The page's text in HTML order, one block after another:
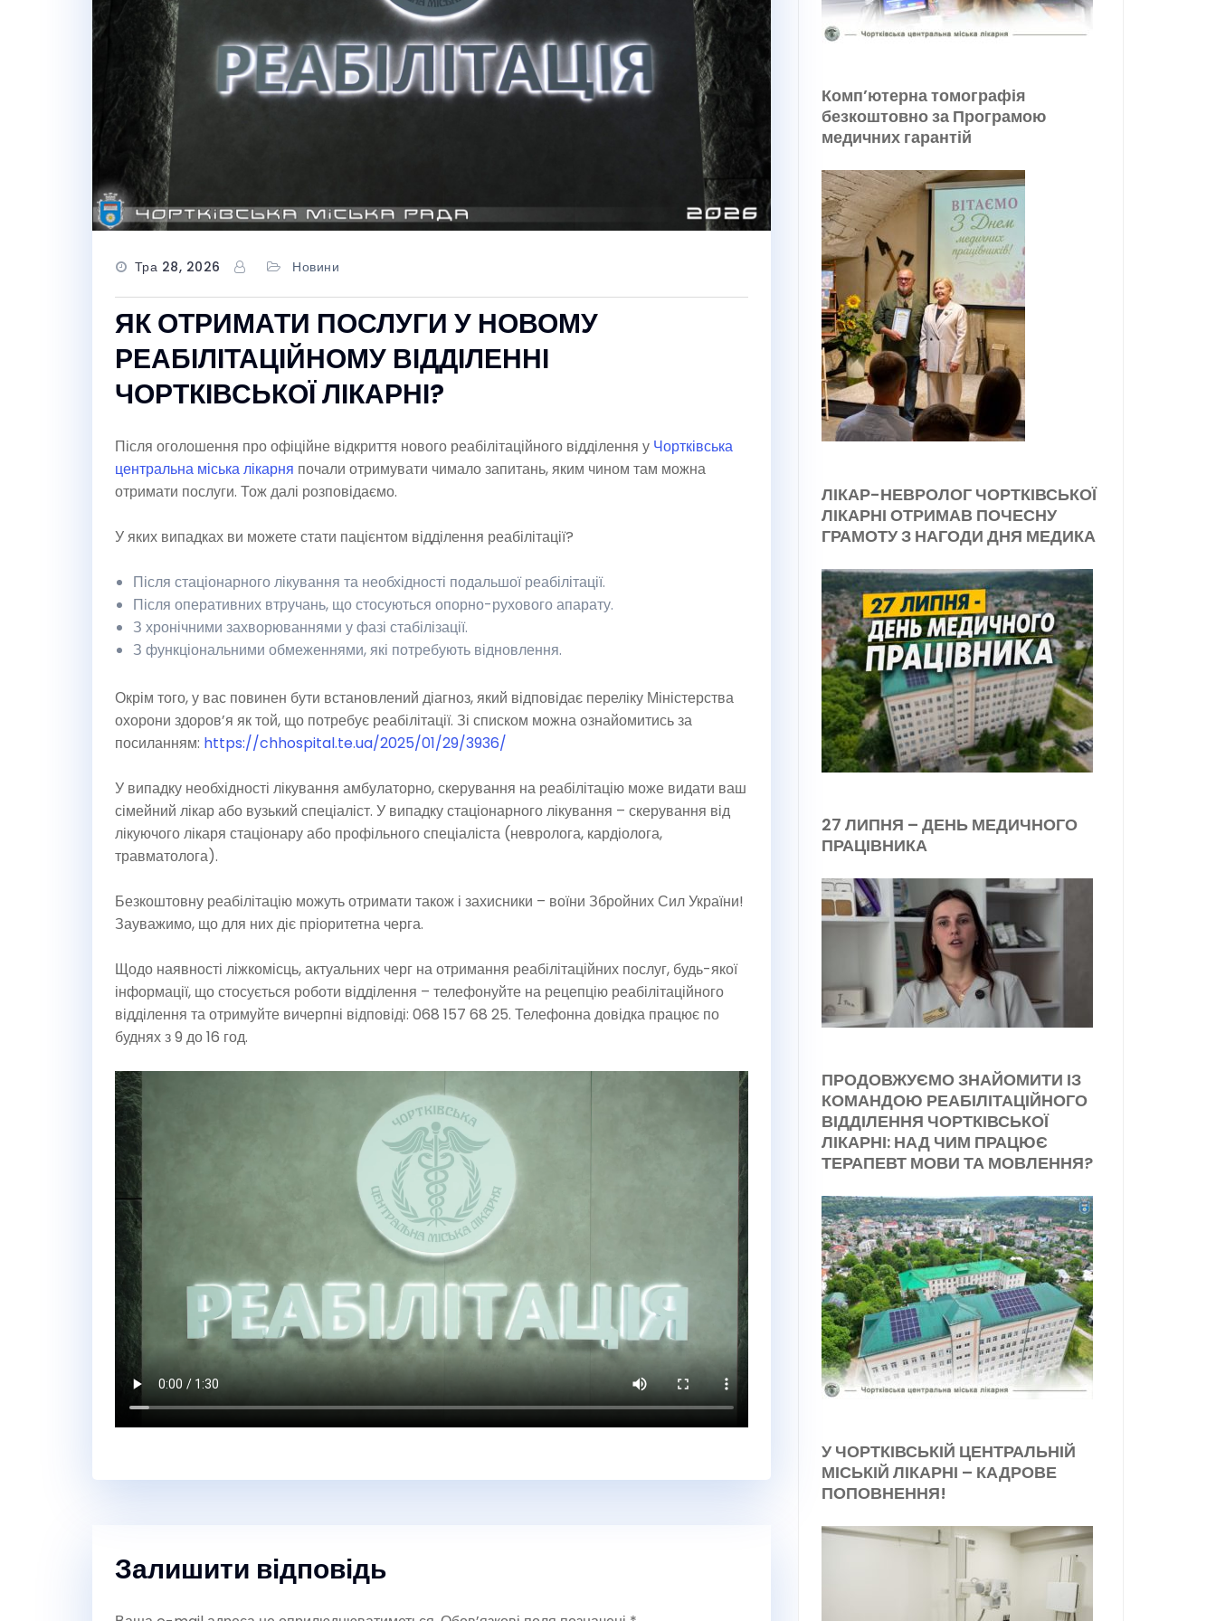
Тра 28, 2026 Новини
ЯК ОТРИМАТИ ПОСЛУГИ У НОВОМУ
РЕАБІЛІТАЦІЙНОМУ ВІДДІЛЕННІ
ЧОРТКІВСЬКОЇ ЛІКАРНІ?
Після оголошення про офіційне відкриття нового реабілітаційного відділення у Чортківська
центральна міська лікарня почали отримувати чимало запитань, яким чином там можна
отримати послуги. Тож далі розповідаємо.
У яких випадках ви можете стати пацієнтом відділення реабілітації?
Після стаціонарного лікування та необхідності подальшої реабілітації.
Після оперативних втручань, що стосуються опорно-рухового апарату.
З хронічними захворюваннями у фазі стабілізації.
З функціональними обмеженнями, які потребують відновлення.
Окрім того, у вас повинен бути встановлений діагноз, який відповідає переліку Міністерства
охорони здоров’я як той, що потребує реабілітації. Зі списком можна ознайомитись за
посиланням: https://chhospital.te.ua/2025/01/29/3936/
У випадку необхідності лікування амбулаторно, скерування на реабілітацію може видати ваш
сімейний лікар або вузький спеціаліст. У випадку стаціонарного лікування – скерування від
лікуючого лікаря стаціонару або профільного спеціаліста (невролога, кардіолога,
травматолога).
Безкоштовну реабілітацію можуть отримати також і захисники – воїни Збройних Сил України!
Зауважимо, що для них діє пріоритетна черга.
Щодо наявності ліжкомісць, актуальних черг на отримання реабілітаційних послуг, будь-якої
інформації, що стосується роботи відділення – телефонуйте на рецепцію реабілітаційного
відділення та отримуйте вичерпні відповіді: 068 157 68 25. Телефонна довідка працює по
буднях з 9 до 16 год.
Залишити відповідь
Комп’ютерна томографія
безкоштовно за Програмою
медичних гарантій
ЛІКАР-НЕВРОЛОГ ЧОРТКІВСЬКОЇ
ЛІКАРНІ ОТРИМАВ ПОЧЕСНУ
ГРАМОТУ З НАГОДИ ДНЯ МЕДИКА
27 ЛИПНЯ – ДЕНЬ МЕДИЧНОГО
ПРАЦІВНИКА
ПРОДОВЖУЄМО ЗНАЙОМИТИ ІЗ
КОМАНДОЮ РЕАБІЛІТАЦІЙНОГО
ВІДДІЛЕННЯ ЧОРТКІВСЬКОЇ
ЛІКАРНІ: НАД ЧИМ ПРАЦЮЄ
ТЕРАПЕВТ МОВИ ТА МОВЛЕННЯ?
У ЧОРТКІВСЬКІЙ ЦЕНТРАЛЬНІЙ
МІСЬКІЙ ЛІКАРНІ – КАДРОВЕ
ПОПОВНЕННЯ!